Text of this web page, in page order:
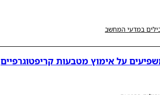
במדעי המחשב
על אימוץ מטבעות קריפטוגרפיים